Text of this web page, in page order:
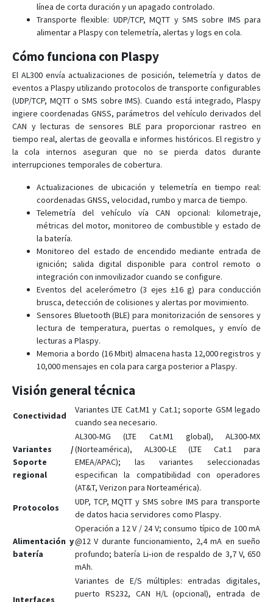
línea de corta duración y un apagado controlado.
Transporte flexible: UDP/TCP, MQTT y SMS sobre IMS para
alimentar a Plaspy con telemetría, alertas y logs en cola.
Cómo funciona con Plaspy
El AL300 envía actualizaciones de posición, telemetría y datos de
eventos a Plaspy utilizando protocolos de transporte configurables
(UDP/TCP, MQTT o SMS sobre IMS). Cuando está integrado, Plaspy
ingiere coordenadas GNSS, parámetros del vehículo derivados del
CAN y lecturas de sensores BLE para proporcionar rastreo en
tiempo real, alertas de geovalla e informes históricos. El registro y
la cola internos aseguran que no se pierda datos durante
interrupciones temporales de cobertura.
Actualizaciones de ubicación y telemetría en tiempo real:
coordenadas GNSS, velocidad, rumbo y marca de tiempo.
Telemetría del vehículo vía CAN opcional: kilometraje,
métricas del motor, monitoreo de combustible y estado de
la batería.
Monitoreo del estado de encendido mediante entrada de
ignición; salida digital disponible para control remoto o
integración con inmovilizador cuando se configure.
Eventos del acelerómetro (3 ejes ±16 g) para conducción
brusca, detección de colisiones y alertas por movimiento.
Sensores Bluetooth (BLE) para monitorización de sensores y
lectura de temperatura, puertas o remolques, y envío de
lecturas a Plaspy.
Memoria a bordo (16 Mbit) almacena hasta 12,000 registros y
10,000 mensajes en cola para carga posterior a Plaspy.
Visión general técnica
Conectividad
Variantes LTE Cat.M1 y Cat.1; soporte GSM legado
cuando sea necesario.
Variantes /
Soporte
regional
AL300‑MG (LTE Cat.M1 global), AL300‑MX
(Norteamérica), AL300‑LE (LTE Cat.1 para
EMEA/APAC); las variantes seleccionadas
especifican la compatibilidad con operadores
(AT&T, Verizon para Norteamérica).
Protocolos
UDP, TCP, MQTT y SMS sobre IMS para transporte
de datos hacia servidores como Plaspy.
Alimentación y
batería
Operación a 12 V / 24 V; consumo típico de 100 mA
@12 V durante funcionamiento, 2,4 mA en sueño
profundo; batería Li‑ion de respaldo de 3,7 V, 650
mAh.
Interfaces
Variantes de E/S múltiples: entradas digitales,
puerto RS232, CAN H/L (opcional), entrada de